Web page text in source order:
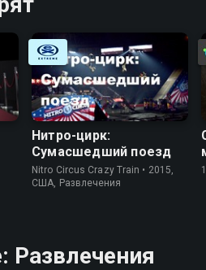
Нитро-цирк:
Сумасшедший поезд
Nitro Circus Crazy Train • 2015,
США, Развлечения
Развлечения